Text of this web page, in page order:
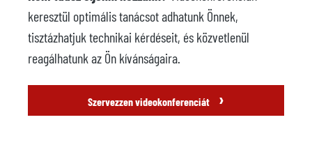
keresztül optimális tanácsot adhatunk Önnek,
tisztázhatjuk technikai kérdéseit, és közvetlenül
reagálhatunk az Ön kívánságaira.
Szervezzen videokonferenciát ›